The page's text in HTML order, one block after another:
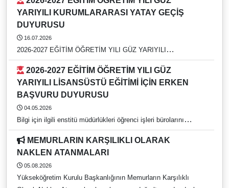
DUYURUSU
YARIYILI KURUMLARARASI YATAY GEÇİŞ
DUYURUSU
16.07.2026
2026-2027 EĞİTİM ÖĞRETİM YILI GÜZ YARIYILI
KURUMLARARASI YATAY GEÇİŞ DUYURUSU
YARIYILI LİSANSÜSTÜ EĞİTİMİ İÇİN ERKEN
BAŞVURU DUYURUSU
04.05.2026
Bilgi için ilgili enstitü müdürlükleri öğrenci işleri bürolarını
arayınız. https://rehber.adu.edu.tr/
NAKLEN ATANMALARI
05.08.2026
Yükseköğretim Kurulu Başkanlığının Memurların Karşılıklı